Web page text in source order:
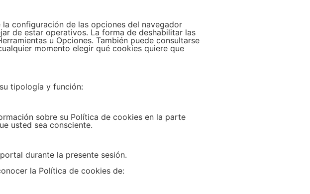
configuración de las opciones del navegador
de estar operativos. La forma de deshabilitar las
u Opciones. También puede consultarse
momento elegir qué cookies quiere que
tipología y función:
sobre su Política de cookies en la parte
usted sea consciente.
durante la presente sesión.
la Política de cookies de: